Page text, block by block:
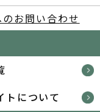
のお問い合わせ
トについて